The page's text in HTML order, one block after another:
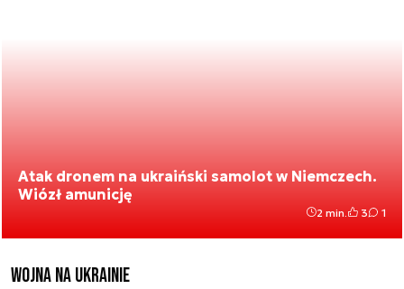
Atak dronem na ukraiński samolot w Niemczech.
Wiózł amunicję
2 min. 3 1
Wojna na Ukrainie